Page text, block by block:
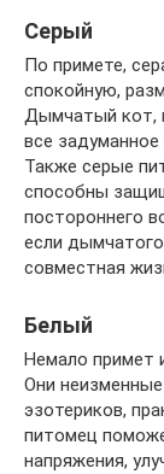
Серый
По примете,
спокойную,
Дымчатый кот,
все
Также серые
способны
постороннего
если
совместная
Белый
Немало примет
Они
эзотериков,
питомец
напряжения,